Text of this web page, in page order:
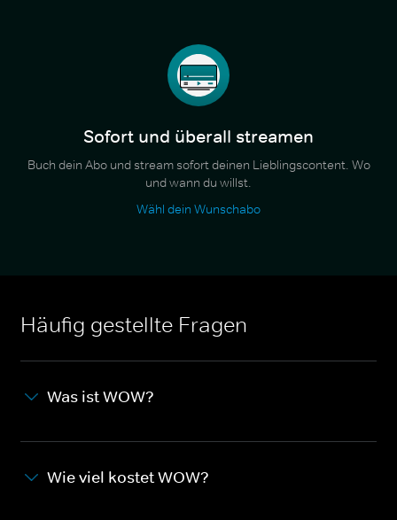
Sofort und überall streamen
Buch dein Abo und stream sofort deinen Lieblingscontent. Wo
und wann du willst.
Wähl dein Wunschabo
Häufig gestellte Fragen
Was ist WOW?
Wie viel kostet WOW?